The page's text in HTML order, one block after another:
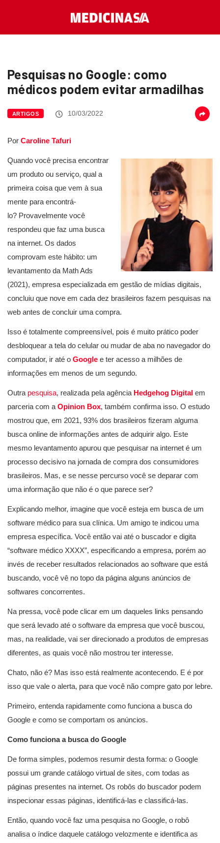
Pesquisas no Google: como
médicos podem evitar armadilhas
ARTIGOS 10/03/2022
Por Caroline Tafuri
Quando você precisa encontrar
um produto ou serviço, qual a
primeira coisa que vem à sua
mente para encontrá-
lo? Provavelmente você
respondeu que faz uma busca
na internet. Os dados
comprovam este hábito: um
levantamento da Math Ads
(2021), empresa especializada em gestão de mídias digitais,
concluiu que nove em cada dez brasileiros fazem pesquisas na
web antes de concluir uma compra.
Isso é totalmente compreensível, pois é muito prático poder
desbloquear a tela do celular ou mudar de aba no navegador do
computador, ir até o Google e ter acesso a milhões de
informações em menos de um segundo.
Outra pesquisa, realizada pela agência Hedgehog Digital em
parceria com a Opinion Box, também confirma isso. O estudo
mostrou que, em 2021, 93% dos brasileiros fizeram alguma
busca online de informações antes de adquirir algo. Este
mesmo levantamento apurou que pesquisar na internet é um
processo decisivo na jornada de compra dos consumidores
brasileiros. Mas, e se nesse percurso você se deparar com
uma informação que não é o que parece ser?
Explicando melhor, imagine que você esteja em busca de um
software médico para sua clínica. Um amigo te indicou uma
empresa específica. Você então vai até o buscador e digita
“software médico XXXX”, especificando a empresa, porém ao
invés de receber resultados relacionados ao software que está
buscando, você vê no topo da página alguns anúncios de
softwares concorrentes.
Na pressa, você pode clicar em um daqueles links pensando
que será levado até o software da empresa que você buscou,
mas, na realidade, vai ser direcionado a produtos de empresas
diferentes, as quais você não mostrou ter interesse.
Chato, não é? Mas isso está realmente acontecendo. E é por
isso que vale o alerta, para que você não compre gato por lebre.
Primeiro, entenda rapidamente como funciona a busca do
Google e como se comportam os anúncios.
Como funciona a busca do Google
De forma simples, podemos resumir desta forma: o Google
possui um grande catálogo virtual de sites, com todas as
páginas presentes na internet. Os robôs do buscador podem
inspecionar essas páginas, identificá-las e classificá-las.
Então, quando você faz uma pesquisa no Google, o robô
analisa o índice daquele catálogo velozmente e identifica as